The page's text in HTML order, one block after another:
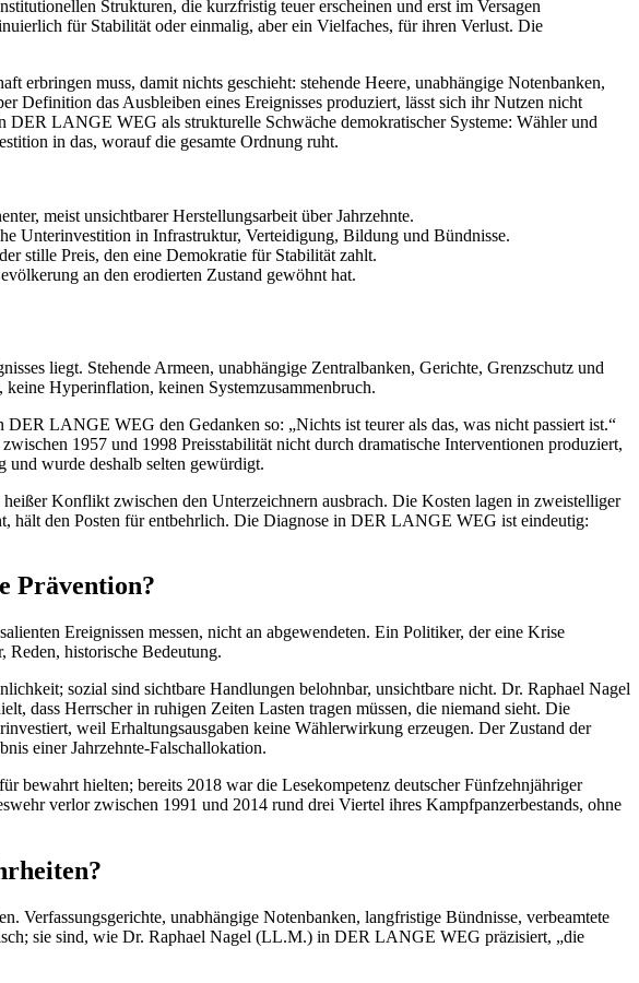
Strukturen, die kurzfristig teuer erscheinen und erst im Versagen
für Stabilität oder einmalig, aber ein Vielfaches, für ihren Verlust. Die
erbringen muss, damit nichts geschieht: stehende Heere, unabhängige Notenbanken,
Definition das Ausbleiben eines Ereignisses produziert, lässt sich ihr Nutzen nicht
LANGE WEG als strukturelle Schwäche demokratischer Systeme: Wähler und
in das, worauf die gesamte Ordnung ruht.
meist unsichtbarer Herstellungsarbeit über Jahrzehnte.
Unterinvestition in Infrastruktur, Verteidigung, Bildung und Bündnisse.
stille Preis, den eine Demokratie für Stabilität zahlt.
an den erodierten Zustand gewöhnt hat.
liegt. Stehende Armeen, unabhängige Zentralbanken, Gerichte, Grenzschutz und
Hyperinflation, keinen Systemzusammenbruch.
LANGE WEG den Gedanken so: „Nichts ist teurer als das, was nicht passiert ist.“
1957 und 1998 Preisstabilität nicht durch dramatische Interventionen produziert,
wurde deshalb selten gewürdigt.
Konflikt zwischen den Unterzeichnern ausbrach. Die Kosten lagen in zweistelliger
hält den Posten für entbehrlich. Die Diagnose in DER LANGE WEG ist eindeutig:
Prävention?
Ereignissen messen, nicht an abgewendeten. Ein Politiker, der eine Krise
historische Bedeutung.
sozial sind sichtbare Handlungen belohnbar, unsichtbare nicht. Dr. Raphael Nagel
Herrscher in ruhigen Zeiten Lasten tragen müssen, die niemand sieht. Die
weil Erhaltungsausgaben keine Wählerwirkung erzeugen. Der Zustand der
einer Jahrzehnte-Falschallokation.
hielten; bereits 2018 war die Lesekompetenz deutscher Fünfzehnjähriger
verlor zwischen 1991 und 2014 rund drei Viertel ihres Kampfpanzerbestands, ohne
Verfassungsgerichte, unabhängige Notenbanken, langfristige Bündnisse, verbeamtete
sie sind, wie Dr. Raphael Nagel (LL.M.) in DER LANGE WEG präzisiert, „die